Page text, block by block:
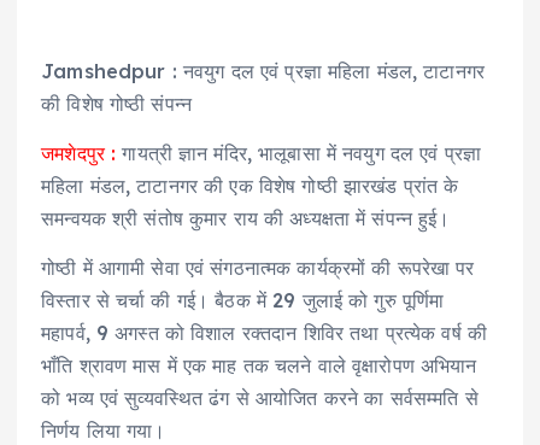
Jamshedpur : नवयुग दल एवं प्रज्ञा महिला मंडल, टाटानगर
की विशेष गोष्ठी संपन्न
जमशेदपुर : गायत्री ज्ञान मंदिर, भालूबासा में नवयुग दल एवं प्रज्ञा
महिला मंडल, टाटानगर की एक विशेष गोष्ठी झारखंड प्रांत के
समन्वयक श्री संतोष कुमार राय की अध्यक्षता में संपन्न हुई।
गोष्ठी में आगामी सेवा एवं संगठनात्मक कार्यक्रमों की रूपरेखा पर
विस्तार से चर्चा की गई। बैठक में 29 जुलाई को गुरु पूर्णिमा
महापर्व, 9 अगस्त को विशाल रक्तदान शिविर तथा प्रत्येक वर्ष की
भाँति श्रावण मास में एक माह तक चलने वाले वृक्षारोपण अभियान
को भव्य एवं सुव्यवस्थित ढंग से आयोजित करने का सर्वसम्मति से
निर्णय लिया गया।